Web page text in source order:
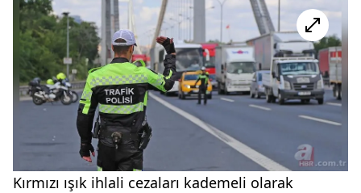
Kırmızı ışık ihlali cezaları kademeli olarak